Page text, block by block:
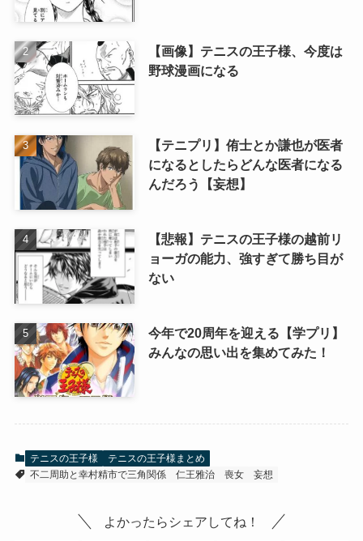
【画像】テニスの王子様、今度は
野球漫画になる
【テニプリ】侑士とか謙也が医者
になるとしたらどんな医者になる
んだろう【妄想】
【悲報】テニスの王子様の越前リ
ョーガの能力、強すぎて勝ち目が
ない
今年で20周年を迎える【学プリ】
みんなの思い出を集めてみた！
テニスの王子様
テニスの王子様まとめ
不二周助と幸村精市で三角関係
仁王雅治 喪女 妄想
よかったらシェアしてね！